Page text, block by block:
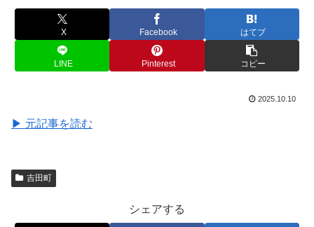
X Facebook はてブ
LINE Pinterest コピー
2025.10.10
▶ 元記事を読む
吉田町
シェアする